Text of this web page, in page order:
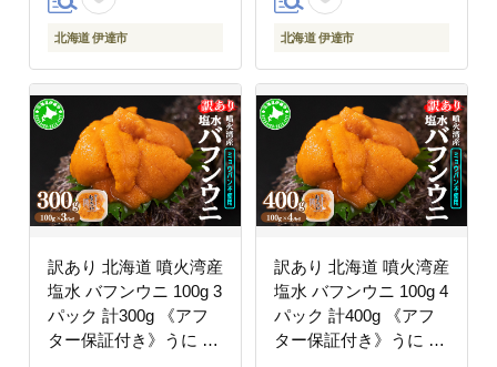
無料
北海道 伊達市 北海道 伊達市
訳あり 北海道 噴火湾産
塩水 バフンウニ 100g 3
パック 計300g 《アフ
ター保証付き》うに ウ
訳あり 北海道 噴火湾産
塩水 バフンウニ 100g 4
パック 計400g 《アフ
ター保証付き》うに ウ